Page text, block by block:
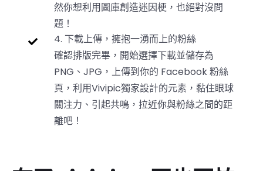
然你想利用圖庫創造迷因梗，也絕對沒問
題！
4. 下載上傳，擁抱一湧而上的粉絲
確認排版完畢，開始選擇下載並儲存為
PNG、JPG，上傳到你的 Facebook 粉絲
頁，利用Vivipic獨家設計的元素，黏住眼球
關注力、引起共鳴，拉近你與粉絲之間的距
離吧！